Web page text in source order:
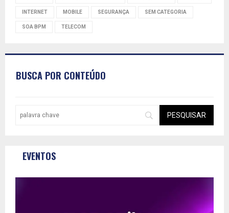
INTERNET MOBILE SEGURANÇA SEM CATEGORIA
SOA BPM TELECOM
BUSCA POR CONTEÚDO
EVENTOS